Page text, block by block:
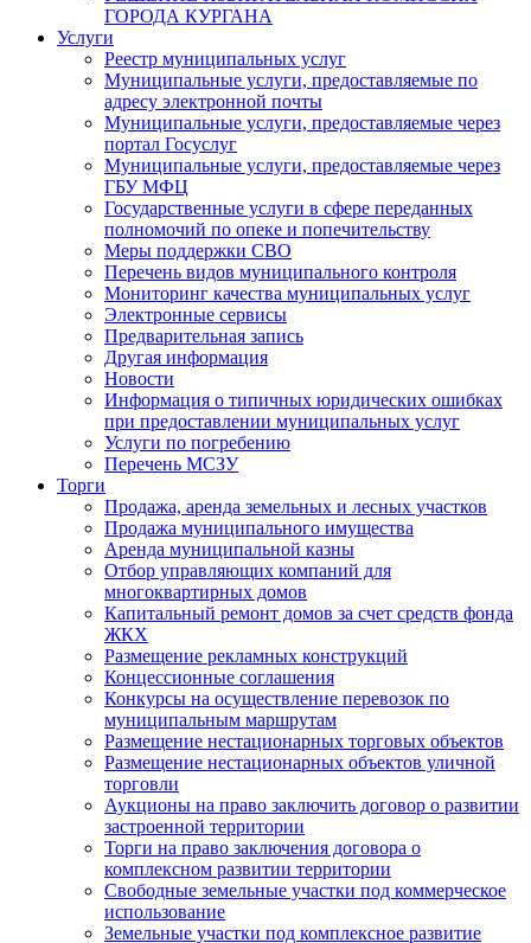
ГОРОДА КУРГАНА
Услуги
Реестр муниципальных услуг
Муниципальные услуги, предоставляемые по
адресу электронной почты
Муниципальные услуги, предоставляемые через
портал Госуслуг
Муниципальные услуги, предоставляемые через
ГБУ МФЦ
Государственные услуги в сфере переданных
полномочий по опеке и попечительству
Меры поддержки СВО
Перечень видов муниципального контроля
Мониторинг качества муниципальных услуг
Электронные сервисы
Предварительная запись
Другая информация
Новости
Информация о типичных юридических ошибках
при предоставлении муниципальных услуг
Услуги по погребению
Перечень МСЗУ
Торги
Продажа, аренда земельных и лесных участков
Продажа муниципального имущества
Аренда муниципальной казны
Отбор управляющих компаний для
многоквартирных домов
Капитальный ремонт домов за счет средств фонда
ЖКХ
Размещение рекламных конструкций
Концессионные соглашения
Конкурсы на осуществление перевозок по
муниципальным маршрутам
Размещение нестационарных торговых объектов
Размещение нестационарных объектов уличной
торговли
Аукционы на право заключить договор о развитии
застроенной территории
Торги на право заключения договора о
комплексном развитии территории
Свободные земельные участки под коммерческое
использование
Земельные участки под комплексное развитие